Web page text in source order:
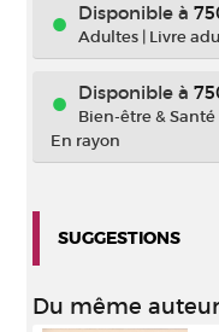
Disponible à
Adultes | Livre
Disponible à
Bien-être & Santé
En rayon
SUGGESTIONS
Du même auteur